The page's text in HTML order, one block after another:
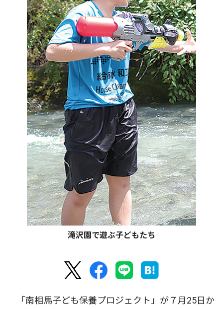
滝沢園で遊ぶ子どもたち
「南相馬子ども保養プロジェクト」が７月25日か